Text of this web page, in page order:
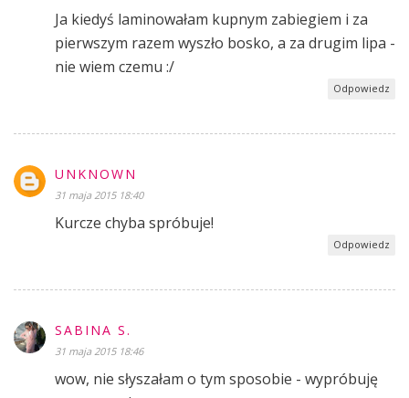
Ja kiedyś laminowałam kupnym zabiegiem i za
pierwszym razem wyszło bosko, a za drugim lipa -
nie wiem czemu :/
Odpowiedz
UNKNOWN
31 maja 2015 18:40
Kurcze chyba spróbuje!
Odpowiedz
SABINA S.
31 maja 2015 18:46
wow, nie słyszałam o tym sposobie - wypróbuję